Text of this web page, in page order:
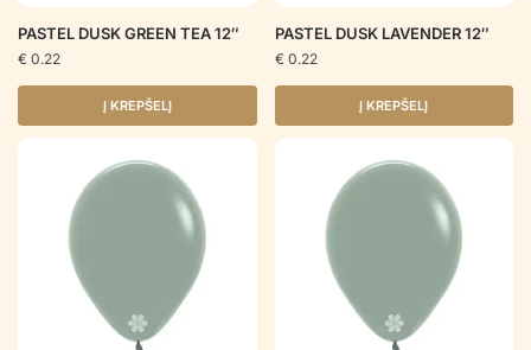
PASTEL DUSK GREEN TEA 12″
€ 0.22
Į KREPŠELĮ
PASTEL DUSK LAVENDER 12″
€ 0.22
Į KREPŠELĮ